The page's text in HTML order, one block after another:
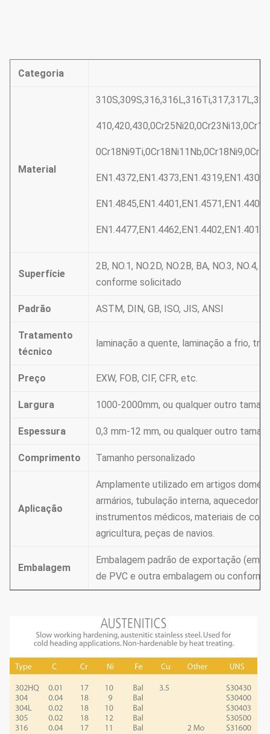
Categoria
Material
Superfície
2B, NO.1, NO.2D, NO.2B, BA, NO.3, NO.4,
conforme solicitado
Padrão ASTM, DIN, GB, ISO, JIS, ANSI
Tratamento
técnico
laminação a quente, laminação a frio,
Preço EXW, FOB, CIF, CFR, etc.
Largura 1000-2000mm, ou qualquer outro
Espessura 0,3 mm-12 mm, ou qualquer outro
Comprimento Tamanho personalizado
Aplicação
Amplamente utilizado em artigos
armários, tubulação interna, aquecedor
instrumentos médicos, materiais de
agricultura, peças de navios.
Embalagem
Embalagem padrão de exportação
de PVC e outra embalagem ou